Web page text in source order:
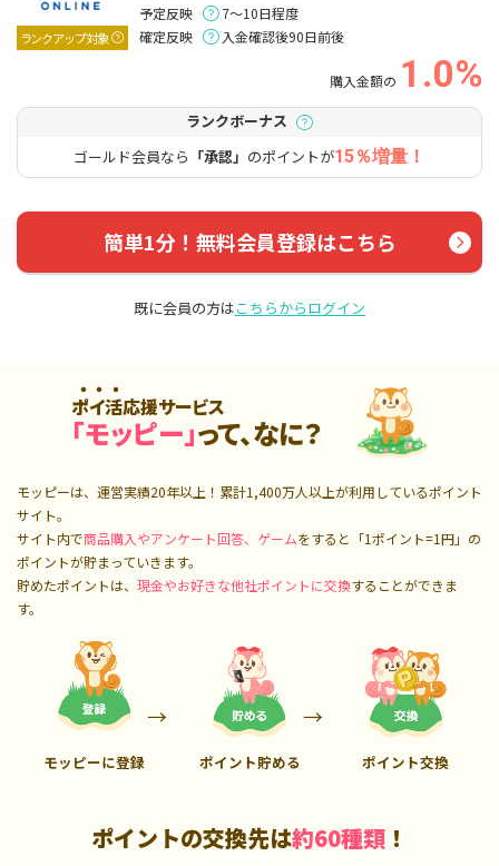
ランクアップ対象
予定反映
7～10日程度
確定反映
入金確認後90日前後
購入金額の 1.0%
ランクボーナス
ゴールド会員なら 「承認」 のポイントが15％増量！
簡単1分！無料会員登録はこちら
既に会員の方はこちらからログイン
ポイ活応援サービス
「モッピー」って、なに？
モッピーは、運営実績20年以上！累計1,400万人以上が利用しているポイント
サイト。
サイト内で商品購入やアンケート回答、ゲームをすると「1ポイント=1円」の
ポイントが貯まっていきます。
貯めたポイントは、 現金やお好きな他社ポイントに交換することができま
す。
モッピーに登録 ポイント貯める ポイント交換
ポイントの交換先は約60種類 ！